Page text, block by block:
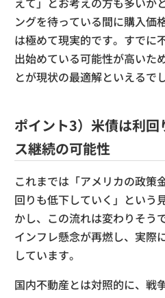
ングを待っている間に購入価
は極めて現実的です。すでに
出始めている可能性が高いた
とが現状の最適解といえるで
ポイント3）米債は利
ス継続の可能性
これまでは「アメリカの政策
回りも低下していく」という
かし、この流れは変わりそう
インフレ懸念が再燃し、実際
しています。
国内不動産とは対照的に、戦